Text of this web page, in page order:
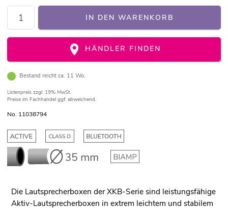
IN DEN WARENKORB
HÄNDLER FINDEN
Bestand reicht ca. 11 Wo.
Listenpreis zzgl. 19% MwSt.
Preise im Fachhandel ggf. abweichend.
No. 11038794
Die Lautsprecherboxen der XKB-Serie sind leistungsfähige
Aktiv-Lautsprecherboxen in extrem leichtem und stabilem